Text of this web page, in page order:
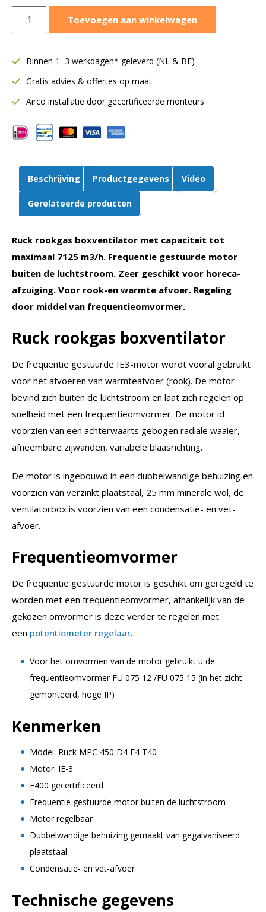
rookgas
7125
|
Motor
luchtstroom
|
450
Toevoegen aan winkelwagen
Binnen 1–3 werkdagen* geleverd (NL & BE)
Gratis advies & offertes op maat
Airco installatie door gecertificeerde monteurs
Beschrijving Productgegevens Video
Gerelateerde producten
Ruck rookgas boxventilator met capaciteit tot
maximaal 7125 m3/h. Frequentie gestuurde motor
buiten de luchtstroom. Zeer geschikt voor horeca-
afzuiging. Voor rook-en warmte afvoer. Regeling
door middel van frequentieomvormer.
Ruck rookgas boxventilator
De frequentie gestuurde IE3-motor wordt vooral gebruikt
voor het afvoeren van warmteafvoer (rook). De motor
bevind zich buiten de luchtstroom en laat zich regelen op
snelheid met een frequentieomvormer. De motor id
voorzien van een achterwaarts gebogen radiale waaier,
afneembare zijwanden, variabele blaasrichting.
De motor is ingebouwd in een dubbelwandige behuizing en
voorzien van verzinkt plaatstaal, 25 mm minerale wol, de
ventilatorbox is voorzien van een condensatie- en vet-
afvoer.
Frequentieomvormer
De frequentie gestuurde motor is geschikt om geregeld te
worden met een frequentieomvormer, afhankelijk van de
gekozen omvormer is deze verder te regelen met
een potentiometer regelaar.
Voor het omvormen van de motor gebruikt u de
frequentieomvormer FU 075 12 /FU 075 15 (in het zicht
gemonteerd, hoge IP)
Kenmerken
Model: Ruck MPC 450 D4 F4 T40
Motor: IE-3
F400 gecertificeerd
Frequentie gestuurde motor buiten de luchtstroom
Motor regelbaar
Dubbelwandige behuizing gemaakt van gegalvaniseerd
plaatstaal
Condensatie- en vet-afvoer
Technische gegevens